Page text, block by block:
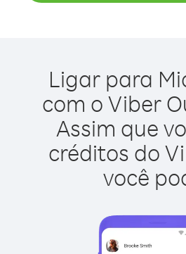
Ligar para
com o Viber
Assim que
créditos do
você